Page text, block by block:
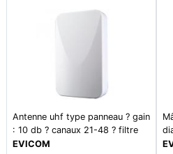
Antenne uhf type panneau ? gain
: 10 db ? canaux 21-48 ? filtre
lte 5g intégré ? rapport a/v : 20
EVICOM